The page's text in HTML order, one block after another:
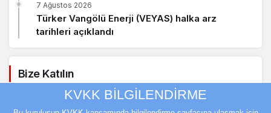
Türker Vangölü Enerji (VEYAS) halka arz
tarihleri açıklandı
7 Ağustos 2026
Bize Katılın
KVKK BİLGİLENDİRME